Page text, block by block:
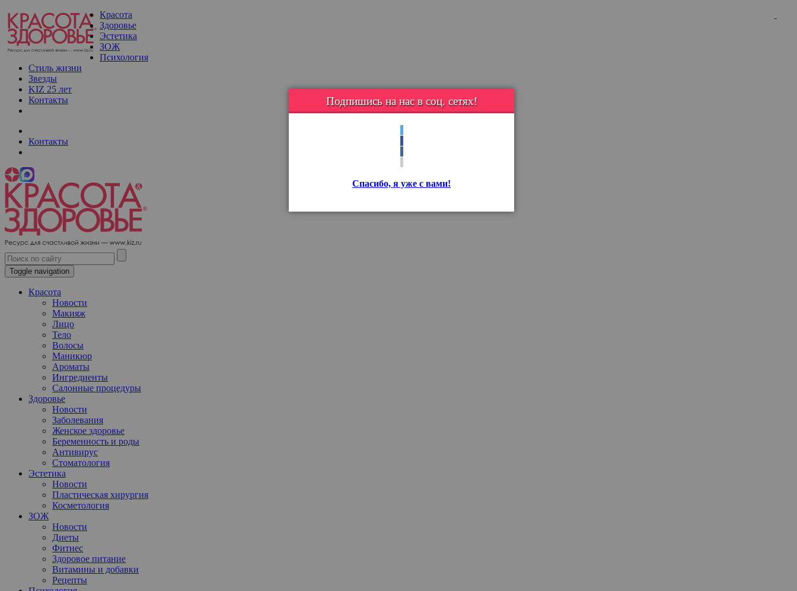
Красота
Здоровье
Эстетика
ЗОЖ
Психология
Стиль жизни
Звезды
KIZ 25 лет
Контакты
Контакты
Toggle navigation
Красота
Новости
Макияж
Лицо
Тело
Волосы
Маникюр
Ароматы
Ингредиенты
Салонные процедуры
Здоровье
Новости
Заболевания
Женское здоровье
Беременность и роды
Антивирус
Стоматология
Эстетика
Новости
Пластическая хирургия
Косметология
ЗОЖ
Новости
Диеты
Фитнес
Здоровое питание
Витамины и добавки
Рецепты
Подпишись на нас в соц. сетях!
Спасибо, я уже с вами!